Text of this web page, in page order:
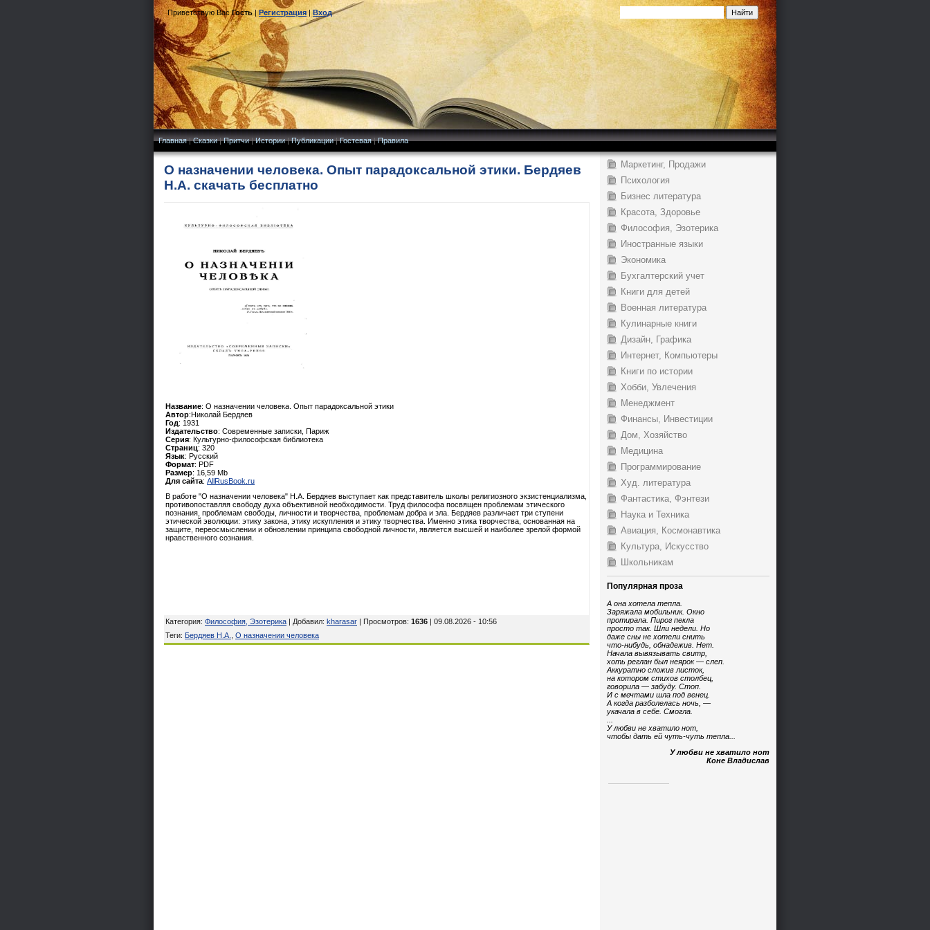
Приветствую Вас Гость|Регистрация|Вход
Главная|Сказки|Притчи|Истории|Публикации|Гостевая|Правила
О назначении человека. Опыт парадоксальной этики. Бердяев
Н.А. скачать бесплатно
Название: О назначении человека. Опыт парадоксальной этики
Автор:Николай Бердяев
Год: 1931
Издательство: Современные записки, Париж
Серия: Культурно-философская библиотека
Страниц: 320
Язык: Русский
Формат: PDF
Размер: 16,59 Mb
Для сайта: AllRusBook.ru
В работе "О назначении человека" Н.А. Бердяев выступает как представитель школы религиозного экзистенциализма,
противопоставляя свободу духа объективной необходимости. Труд философа посвящен проблемам этического
познания, проблемам свободы, личности и творчества, проблемам добра и зла. Бердяев различает три ступени
этической эволюции: этику закона, этику искупления и этику творчества. Именно этика творчества, основанная на
защите, переосмыслении и обновлении принципа свободной личности, является высшей и наиболее зрелой формой
нравственного сознания.
Категория: Философия, Эзотерика | Добавил: kharasar | Просмотров: 1636 | 09.08.2026 - 10:56
Теги: Бердяев Н.А. О назначении человека
Маркетинг, Продажи
Психология
Бизнес литература
Красота, Здоровье
Философия, Эзотерика
Иностранные языки
Экономика
Бухгалтерский учет
Книги для детей
Военная литература
Кулинарные книги
Дизайн, Графика
Интернет, Компьютеры
Книги по истории
Хобби, Увлечения
Менеджмент
Финансы, Инвестиции
Дом, Хозяйство
Медицина
Программирование
Худ. литература
Фантастика, Фэнтези
Наука и Техника
Авиация, Космонавтика
Культура, Искусство
Школьникам
Популярная проза
А она хотела тепла.
Заряжала мобильник. Окно
протирала. Пирог пекла
просто так. Шли недели. Но
даже сны не хотели снить
что-нибудь, обнадежив. Нет.
Начала вывязывать свитр,
хоть реглан был неярок — слеп.
Аккуратно сложив листок,
на котором стихов столбец,
говорила — забуду. Стоп.
И с мечтами шла под венец.
А когда разболелась ночь, —
укачала в себе. Смогла.
У любви не хватило нот,
чтобы дать ей чуть-чуть тепла...
У любви не хватило нот
Коне Владислав